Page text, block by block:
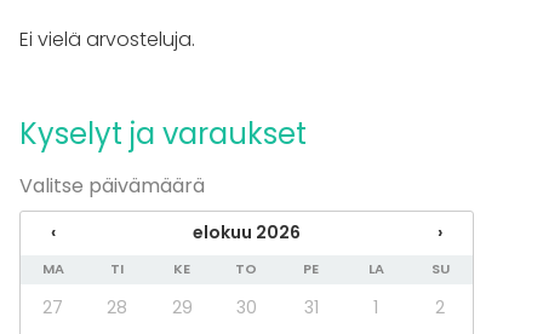
Pyyhkeet
Häät
Illallinen / lounas
Kokous
Seminaari / konferenssi
Messut
Esitys / näytös
Ei vielä arvosteluja.
Kyselyt ja varaukset
Valitse päivämäärä
‹ elokuu 2026 ›
MA TI KE TO PE LA SU
27 28 29 30 31 1
2